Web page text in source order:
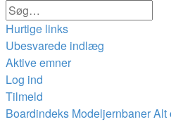
Hurtige links
Ubesvarede indlæg
Aktive emner
Log ind
Tilmeld
Boardindeks ModeljernbanerAlt